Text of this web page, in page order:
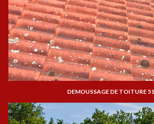
DEMOUSSAGE DE TOITURE 51